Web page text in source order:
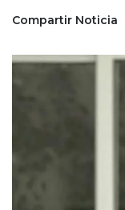
Compartir Noticia